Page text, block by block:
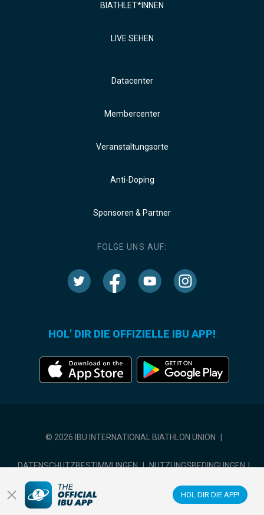
HOL DIR DIE APP!
BIATHLET*INNEN
LIVE SEHEN
Datacenter
Membercenter
Veranstaltungsorte
Anti-Doping
Sponsoren & Partner
FOLGE UNS AUF:
HOL' DIR DIE OFFIZIELLE IBU APP!
© 2026 IBU INTERNATIONAL BIATHLON UNION
DATENSCHUTZBESTIMMUNGEN | NUTZUNGSBEDINGUNGEN |
COOKIE-EINSTELLUNGEN